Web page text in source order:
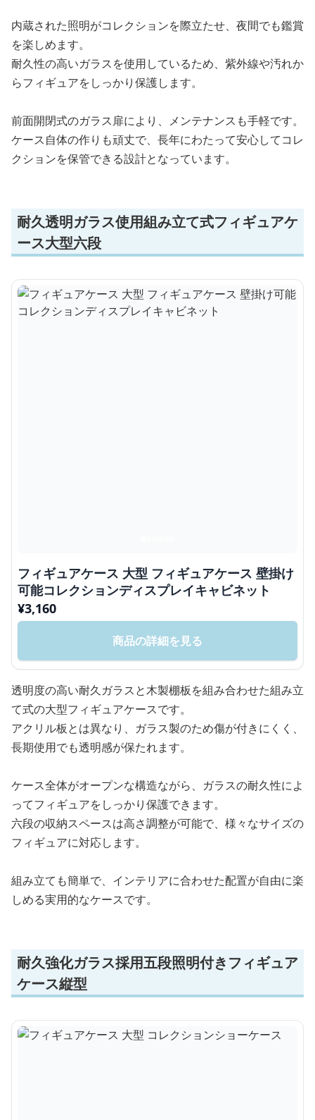
内蔵された照明がコレクションを際立たせ、夜間でも鑑賞
を楽しめます。
耐久性の高いガラスを使用しているため、紫外線や汚れか
らフィギュアをしっかり保護します。
前面開閉式のガラス扉により、メンテナンスも手軽です。
ケース自体の作りも頑丈で、長年にわたって安心してコレ
クションを保管できる設計となっています。
耐久透明ガラス使用組み立て式フィギュアケ
ース大型六段
フィギュアケース 大型 フィギュアケース 壁掛け
可能コレクションディスプレイキャビネット
¥3,160
商品の詳細を見る
透明度の高い耐久ガラスと木製棚板を組み合わせた組み立
て式の大型フィギュアケースです。
アクリル板とは異なり、ガラス製のため傷が付きにくく、
長期使用でも透明感が保たれます。
ケース全体がオープンな構造ながら、ガラスの耐久性によ
ってフィギュアをしっかり保護できます。
六段の収納スペースは高さ調整が可能で、様々なサイズの
フィギュアに対応します。
組み立ても簡単で、インテリアに合わせた配置が自由に楽
しめる実用的なケースです。
耐久強化ガラス採用五段照明付きフィギュア
ケース縦型